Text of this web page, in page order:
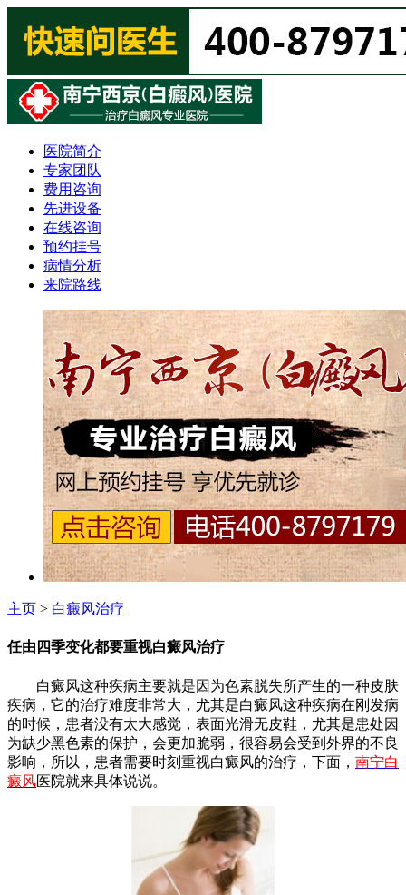
医院简介
专家团队
费用咨询
先进设备
在线咨询
预约挂号
病情分析
来院路线
主页 > 白癜风治疗
任由四季变化都要重视白癜风治疗
白癜风这种疾病主要就是因为色素脱失所产生的一种皮肤
疾病，它的治疗难度非常大，尤其是白癜风这种疾病在刚发病
的时候，患者没有太大感觉，表面光滑无皮鞋，尤其是患处因
为缺少黑色素的保护，会更加脆弱，很容易会受到外界的不良
影响，所以，患者需要时刻重视白癜风的治疗，下面， 南宁白
癜风医院就来具体说说。